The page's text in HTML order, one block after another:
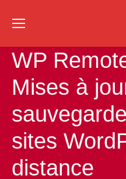
WP Remote
Mises à
sites
distance